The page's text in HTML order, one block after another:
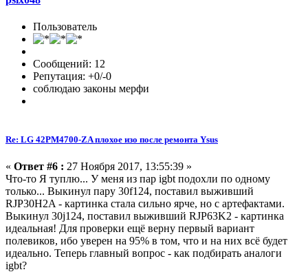
Пользователь
Сообщений: 12
Репутация: +0/-0
соблюдаю законы мерфи
Re: LG 42PM4700-ZA плохое изо после ремонта Ysus
« Ответ #6 : 27 Ноября 2017, 13:55:39 »
Что-то Я туплю... У меня из пар igbt подохли по одному
только... Выкинул пару 30f124, поставил выживший
RJP30H2A - картинка стала сильно ярче, но с артефактами.
Выкинул 30j124, поставил выживший RJP63K2 - картинка
идеальная! Для проверки ещё верну первый вариант
полевиков, ибо уверен на 95% в том, что и на них всё будет
идеально. Теперь главный вопрос - как подбирать аналоги
igbt?